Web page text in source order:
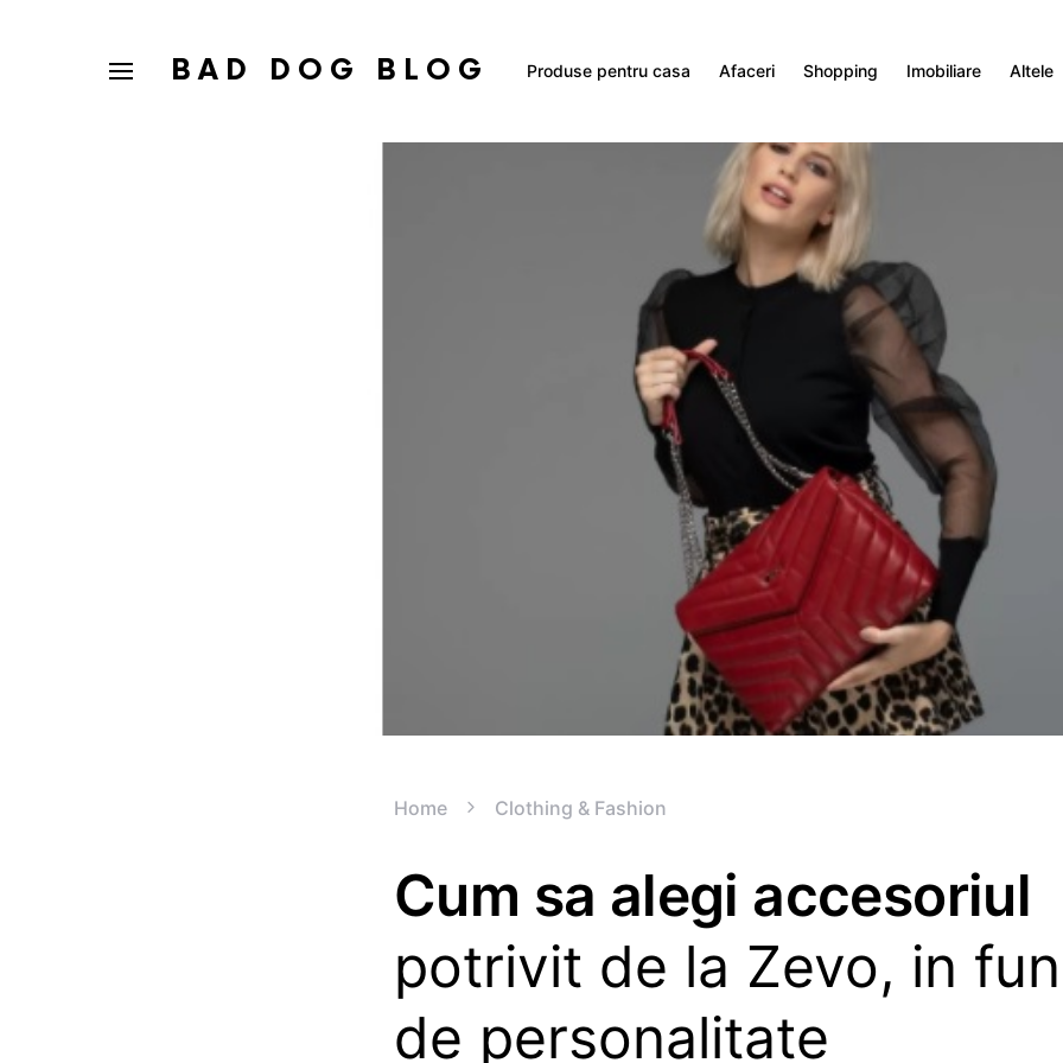
BAD DOG BLOG Produse pentru casa Afaceri Shopping Imobiliare Altele
Home Clothing & Fashion
Cum sa alegi accesoriul
potrivit de la Zevo, in
de personalitate